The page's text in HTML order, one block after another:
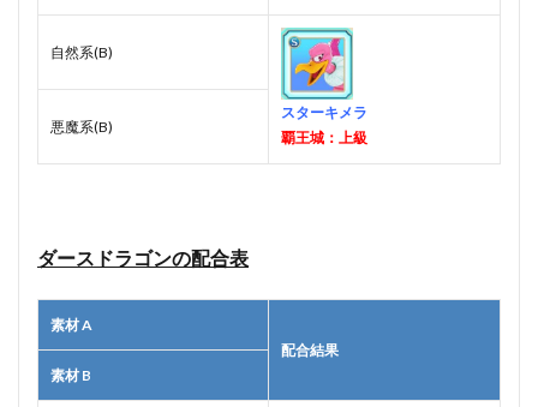
自然系(B)
スターキメラ
覇王城：上級
悪魔系(B)
ダースドラゴンの配合表
素材 A
配合結果
素材 B